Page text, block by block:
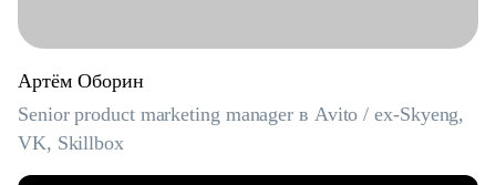
Артём Оборин
Senior product marketing manager в Avito / ex-Skyeng,
VK, Skillbox